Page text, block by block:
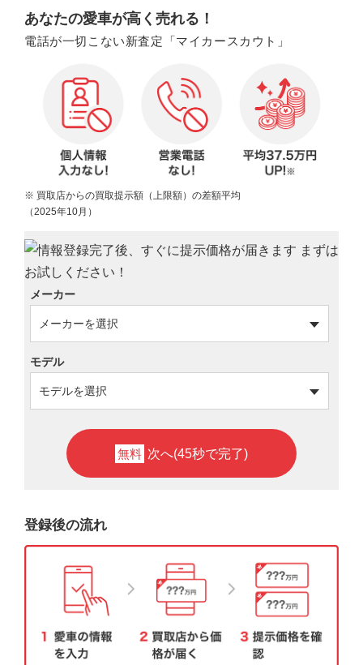
あなたの愛車が高く売れる！
電話が一切こない新査定「マイカースカウト」
※ 買取店からの買取提示額（上限額）の差額平均
（2025年10月）
メーカー
モデル
無料 次へ(45秒で完了)
登録後の流れ